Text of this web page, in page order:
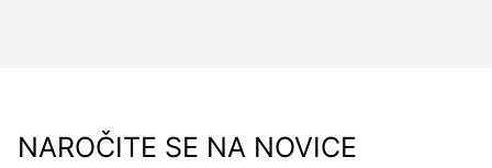
NAROČITE SE NA NOVICE